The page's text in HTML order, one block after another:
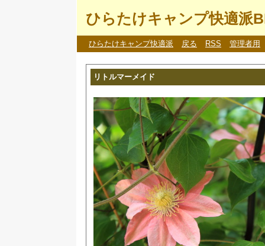
ひらたけキャンプ快適派
ひらたけキャンプ快適派 戻る RSS 管理者用
リトルマーメイド